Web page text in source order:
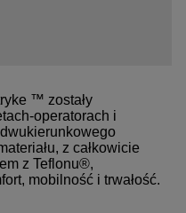
™ zostały
operatorach i
z całkowicie
z Teflonu®,
mobilność i trwałość.